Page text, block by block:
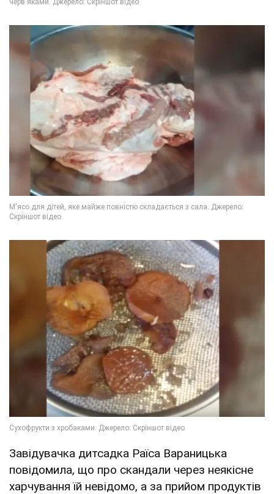
Завідувачка дитсадка Раїса Вараницька
повідомила, що про скандали через неякісне
харчування їй невідомо, а за прийом продуктів